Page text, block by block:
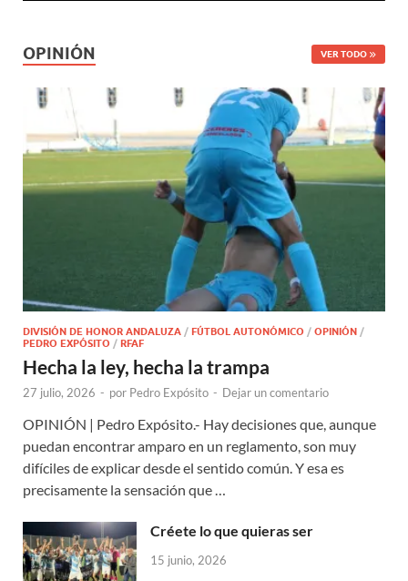
OPINIÓN VER TODO
DIVISIÓN DE HONOR ANDALUZA / FÚTBOL AUTONÓMICO / OPINIÓN /
PEDRO EXPÓSITO / RFAF
Hecha la ley, hecha la trampa
27 julio, 2026 - por Pedro Expósito - Dejar un comentario
OPINIÓN | Pedro Expósito.- Hay decisiones que, aunque
puedan encontrar amparo en un reglamento, son muy
difíciles de explicar desde el sentido común. Y esa es
precisamente la sensación que …
Créete lo que quieras ser
15 junio, 2026